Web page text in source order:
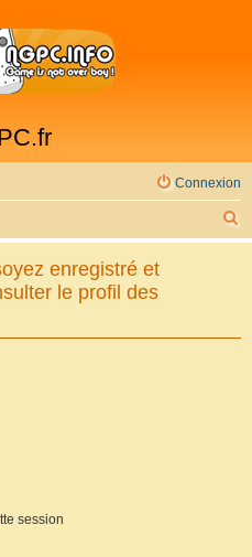
Connexion
e
enregistré et
le profil des
session